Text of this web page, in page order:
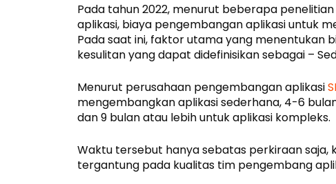
Pada tahun 2022, menurut beberapa
aplikasi, biaya pengembangan aplikasi untuk
Pada saat ini, faktor utama yang menentukan
kesulitan yang dapat didefinisikan sebagai –
Menurut perusahaan pengembangan aplikasi
mengembangkan aplikasi sederhana, 4-6
dan 9 bulan atau lebih untuk aplikasi kompleks.
Waktu tersebut hanya sebatas perkiraan saja,
tergantung pada kualitas tim pengembang